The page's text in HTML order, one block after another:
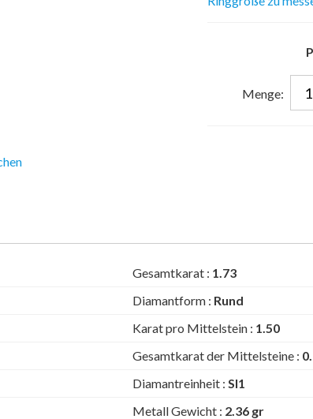
Menge:
Gesamtkarat : 1.73
Diamantform : Rund
Karat pro Mittelstein : 1.50
Gesamtkarat der Mittelsteine :
Diamantreinheit : SI1
Metall Gewicht : 2.36 gr